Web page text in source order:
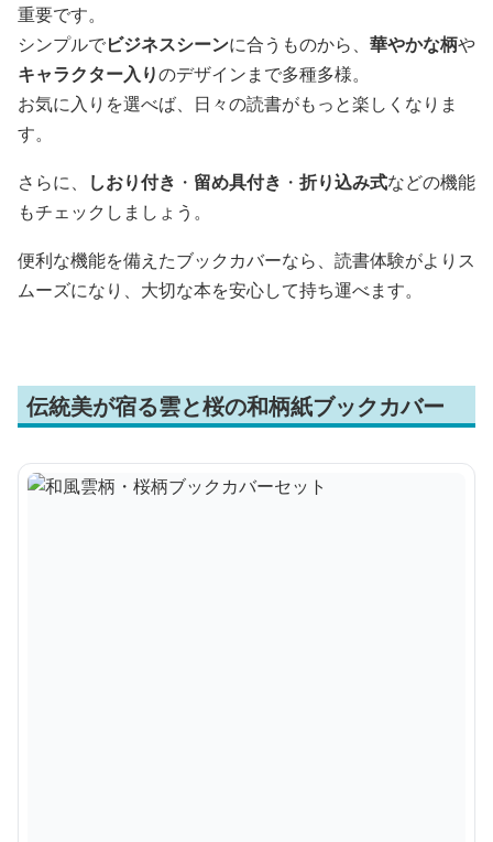
重要です。
シンプルでビジネスシーンに合うものから、 華やかな柄や
キャラクター入りのデザインまで多種多様。
お気に入りを選べば、日々の読書がもっと楽しくなりま
す。
さらに、
しおり付き ・ 留め具付き ・ 折り込み式などの機能
もチェックしましょう。
便利な機能を備えたブックカバーなら、読書体験がよりス
ムーズになり、大切な本を安心して持ち運べます。
伝統美が宿る雲と桜の和柄紙ブックカバー